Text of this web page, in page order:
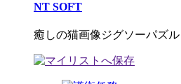
NT SOFT
癒しの猫画像ジグソーパズル